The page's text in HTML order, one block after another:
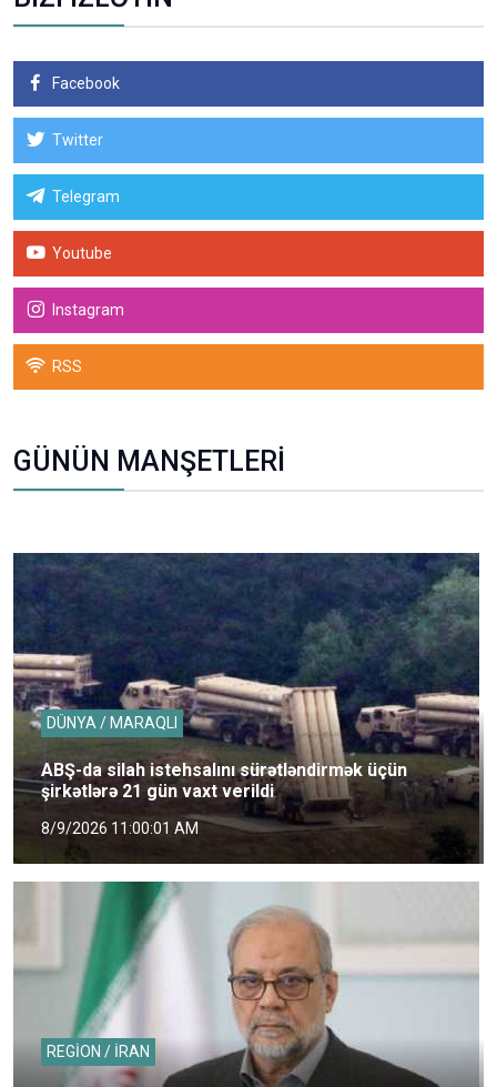
Facebook
Twitter
Telegram
Youtube
Instagram
RSS
GÜNÜN MANŞETLERİ
DÜNYA / MARAQLI
ABŞ-da silah istehsalını sürətləndirmək üçün
şirkətlərə 21 gün vaxt verildi
8/9/2026 11:00:01 AM
REGİON / İRAN